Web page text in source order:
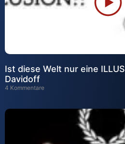
Ist diese Welt nur eine
Davidoff
4 Kommentare